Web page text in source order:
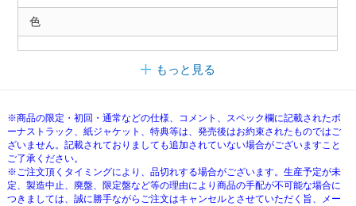
色
もっと見る
※商品の限定・初回・通常などの仕様、コメント、スペック欄に記載されたボ
ーナストラック、紙ジャケット、特典等は、発売後はお約束されたものではご
ざいません。記載されておりましても追加されていない場合がございますこと
ご了承ください。
※ご注文頂くタイミングにより、品切れする場合がございます。生産予定が未
定、製造中止、廃盤、限定盤など等の理由により商品の手配が不可能な場合に
つきましては、誠に勝手ながらご注文はキャンセルとさせていただく旨、メー